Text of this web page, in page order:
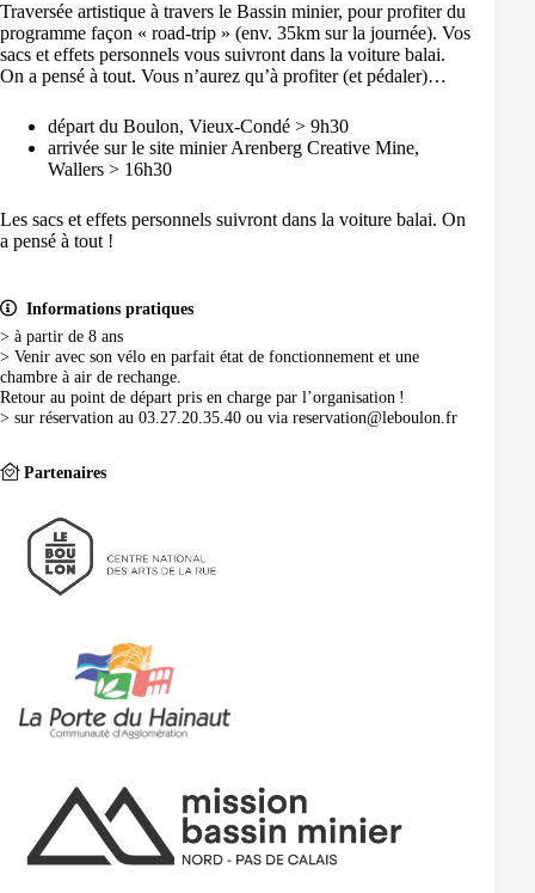
Traversée artistique à travers le Bassin minier, pour profiter du
programme façon « road-trip » (env. 35km sur la journée). Vos
sacs et effets personnels vous suivront dans la voiture balai.
On a pensé à tout. Vous n’aurez qu’à profiter (et pédaler)…
départ du Boulon, Vieux-Condé > 9h30
arrivée sur le site minier Arenberg Creative Mine,
Wallers > 16h30
Les sacs et effets personnels suivront dans la voiture balai. On
a pensé à tout !
Informations pratiques
> à partir de 8 ans
> Venir avec son vélo en parfait état de fonctionnement et une
chambre à air de rechange.
Retour au point de départ pris en charge par l’organisation !
> sur réservation au 03.27.20.35.40 ou via reservation@leboulon.fr
Partenaires